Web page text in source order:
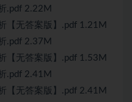
.pdf 2.22M
【无答案版】.pdf 1.21M
.pdf 2.37M
【无答案版】.pdf 1.53M
.pdf 2.41M
【无答案版】.pdf 2.41M